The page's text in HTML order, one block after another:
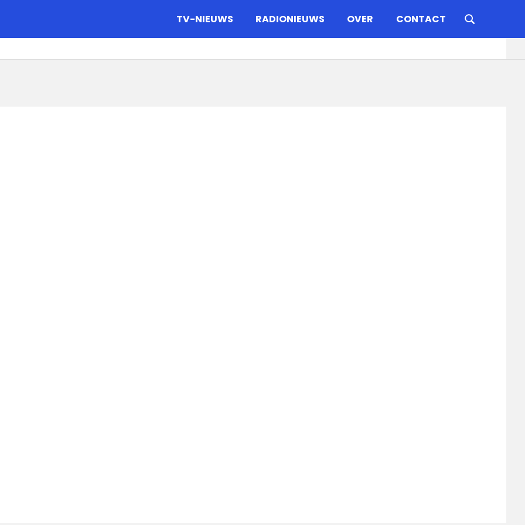
TV-NIEUWS RADIONIEUWS OVER CONTACT